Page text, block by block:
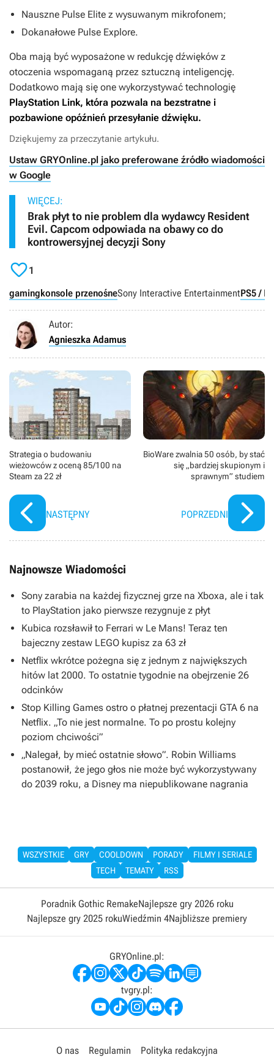
Nauszne Pulse Elite z wysuwanym mikrofonem;
Dokanałowe Pulse Explore.
Oba mają być wyposażone w redukcję dźwięków z
otoczenia wspomaganą przez sztuczną inteligencję.
Dodatkowo mają się one wykorzystywać technologię
PlayStation Link, która pozwala na bezstratne i
pozbawione opóźnień przesyłanie dźwięku.
Dziękujemy za przeczytanie artykułu.
Ustaw GRYOnline.pl jako preferowane źródło wiadomości
w Google
WIĘCEJ:
Brak płyt to nie problem dla wydawcy Resident
Evil. Capcom odpowiada na obawy co do
kontrowersyjnej decyzji Sony
1
gamingkonsole przenośneSony Interactive EntertainmentPS5 /
Autor:
Agnieszka Adamus
Strategia o budowaniu
wieżowców z oceną 85/100 na
Steam za 22 zł
NASTĘPNY
BioWare zwalnia 50 osób, by stać
się „bardziej skupionym i
sprawnym” studiem
POPRZEDNI
Najnowsze Wiadomości
Sony zarabia na każdej fizycznej grze na Xboxa, ale i tak
to PlayStation jako pierwsze rezygnuje z płyt
Kubica rozsławił to Ferrari w Le Mans! Teraz ten
bajeczny zestaw LEGO kupisz za 63 zł
Netflix wkrótce pożegna się z jednym z największych
hitów lat 2000. To ostatnie tygodnie na obejrzenie 26
odcinków
Stop Killing Games ostro o płatnej prezentacji GTA 6 na
Netflix. „To nie jest normalne. To po prostu kolejny
poziom chciwości”
„Nalegał, by mieć ostatnie słowo”. Robin Williams
postanowił, że jego głos nie może być wykorzystywany
do 2039 roku, a Disney ma niepublikowane nagrania
WSZYSTKIE GRY COOLDOWN PORADY
FILMY I SERIALE
TECH
TEMATY RSS
Poradnik Gothic RemakeNajlepsze gry 2026 roku
Najlepsze gry 2025 rokuWiedźmin 4Najbliższe premiery
GRYOnline.pl:
tvgry.pl:
O nas Regulamin Polityka redakcyjna